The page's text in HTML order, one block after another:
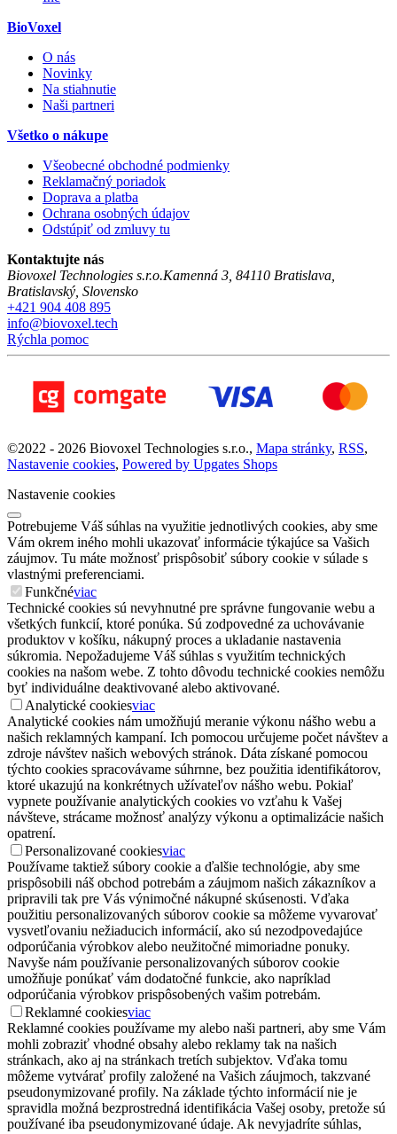
BioVoxel
O nás
Novinky
Na stiahnutie
Naši partneri
Všetko o nákupe
Všeobecné obchodné podmienky
Reklamačný poriadok
Doprava a platba
Ochrana osobných údajov
Odstúpiť od zmluvy tu
Kontaktujte nás
Biovoxel Technologies s.r.o.Kamenná 3 84110 Bratislava
Bratislavský Slovensko
+421 904 408 895
info@biovoxel.tech
Rýchla pomoc
©2022 - 2026 Biovoxel Technologies s.r.o., Mapa stránky, RSS,
Nastavenie cookies, Powered by Upgates Shops
Nastavenie cookies
Potrebujeme Váš súhlas na využitie jednotlivých cookies, aby sme
Vám okrem iného mohli ukazovať informácie týkajúce sa Vašich
záujmov. Tu máte možnosť prispôsobiť súbory cookie v súlade s
vlastnými preferenciami.
Funkčnéviac
Technické cookies sú nevyhnutné pre správne fungovanie webu a
všetkých funkcií, ktoré ponúka. Sú zodpovedné za uchovávanie
produktov v košíku, nákupný proces a ukladanie nastavenia
súkromia. Nepožadujeme Váš súhlas s využitím technických
cookies na našom webe. Z tohto dôvodu technické cookies nemôžu
byť individuálne deaktivované alebo aktivované.
Analytické cookiesviac
Analytické cookies nám umožňujú meranie výkonu nášho webu a
našich reklamných kampaní. Ich pomocou určujeme počet návštev a
zdroje návštev našich webových stránok. Dáta získané pomocou
týchto cookies spracovávame súhrnne, bez použitia identifikátorov,
ktoré ukazujú na konkrétnych užívateľov nášho webu. Pokiaľ
vypnete používanie analytických cookies vo vzťahu k Vašej
návšteve, strácame možnosť analýzy výkonu a optimalizácie našich
opatrení.
Personalizované cookiesviac
Používame taktiež súbory cookie a ďalšie technológie, aby sme
prispôsobili náš obchod potrebám a záujmom našich zákazníkov a
pripravili tak pre Vás výnimočné nákupné skúsenosti. Vďaka
použitiu personalizovaných súborov cookie sa môžeme vyvarovať
vysvetľovaniu nežiaducich informácií, ako sú nezodpovedajúce
odporúčania výrobkov alebo neužitočné mimoriadne ponuky.
Navyše nám používanie personalizovaných súborov cookie
umožňuje ponúkať vám dodatočné funkcie, ako napríklad
odporúčania výrobkov prispôsobených vašim potrebám.
Reklamné cookiesviac
Reklamné cookies používame my alebo naši partneri, aby sme Vám
mohli zobraziť vhodné obsahy alebo reklamy tak na našich
stránkach, ako aj na stránkach tretích subjektov. Vďaka tomu
môžeme vytvárať profily založené na Vašich záujmoch, takzvané
pseudonymizované profily. Na základe týchto informácií nie je
spravidla možná bezprostredná identifikácia Vašej osoby, pretože sú
používané iba pseudonymizované údaje. Ak nevyjadríte súhlas,